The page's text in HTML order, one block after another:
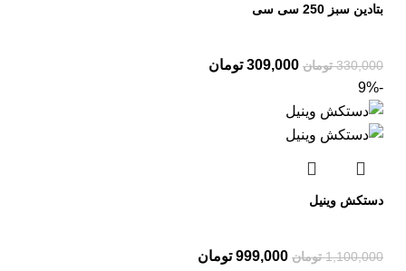
بتادین سبز 250 سی سی
330,000 تومان 309,000 تومان
-9%
دستکش وینیل
1,100,000 تومان 999,000 تومان